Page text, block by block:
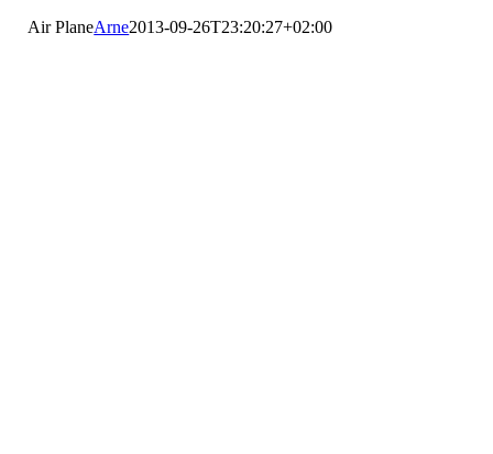
Air PlaneArne2013-09-26T23:20:27+02:00